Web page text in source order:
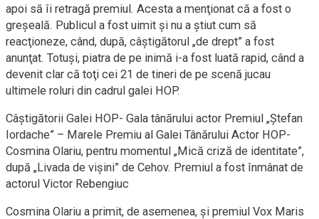
apoi să îi retragă premiul. Acesta a menţionat că a fost o
greşeală. Publicul a fost uimit şi nu a ştiut cum să
reacţioneze, când, după, câştigătorul „de drept” a fost
anunţat. Totuşi, piatra de pe inimă i-a fost luată rapid, când a
devenit clar că toţi cei 21 de tineri de pe scenă jucau
ultimele roluri din cadrul galei HOP.
Câştigătorii Galei HOP- Gala tânărului actor Premiul „Ştefan
Iordache” – Marele Premiu al Galei Tânărului Actor HOP-
Cosmina Olariu, pentru momentul „Mică criză de identitate”,
după „Livada de vişini” de Cehov. Premiul a fost înmânat de
actorul Victor Rebengiuc
Cosmina Olariu a primit, de asemenea, şi premiul Vox Maris